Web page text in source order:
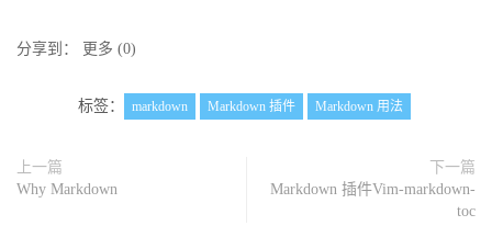
分享到： 更多 (0)
标签： markdown Markdown 插件 Markdown 用法
上一篇
Why Markdown
下一篇
Markdown 插件Vim-markdown-
toc